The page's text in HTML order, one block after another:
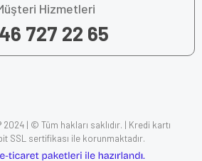
Hizmetleri
727 22 65
| © Tüm hakları saklıdır. | Kredi kartı
SSL sertifikası ile korunmaktadır.
ideasoft e-